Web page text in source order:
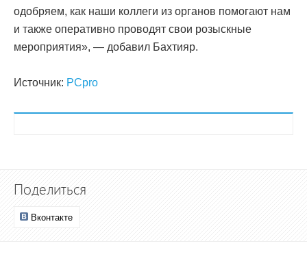
одобряем, как наши коллеги из органов помогают нам
и также оперативно проводят свои розыскные
мероприятия», — добавил Бахтияр.
Источник: PCpro
Поделиться
Вконтакте